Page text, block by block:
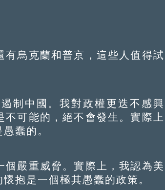
烏克蘭和普京，這些人值得試
制中國。我對政權更迭不感興
可能的，絕不會發生。實際上
蠢的。
嚴重威脅。實際上，我認為美
抱是一個極其愚蠢的政策。